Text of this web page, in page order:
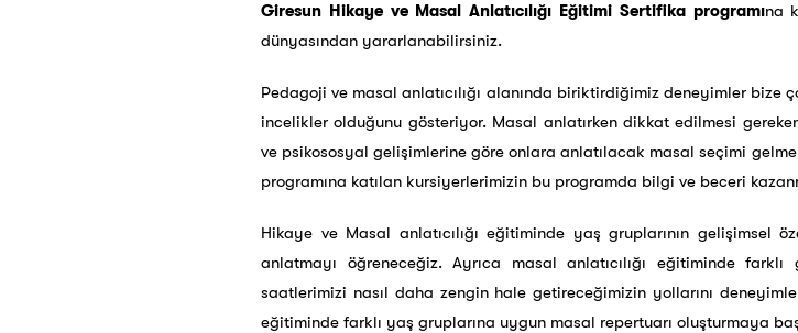
Giresun Hikaye ve Masal Anlatıcılığı Eğitimi Sertifika programına
dünyasından yararlanabilirsiniz.
Pedagoji ve masal anlatıcılığı alanında biriktirdiğimiz deneyimler bize
incelikler olduğunu gösteriyor. Masal anlatırken dikkat edilmesi
ve psikososyal gelişimlerine göre onlara anlatılacak masal seçimi
programına katılan kursiyerlerimizin bu programda bilgi ve beceri
Hikaye ve Masal anlatıcılığı eğitiminde yaş gruplarının
anlatmayı öğreneceğiz. Ayrıca masal anlatıcılığı eğitiminde
saatlerimizi nasıl daha zengin hale getireceğimizin yollarını
eğitiminde farklı yaş gruplarına uygun masal repertuarı oluşturmaya